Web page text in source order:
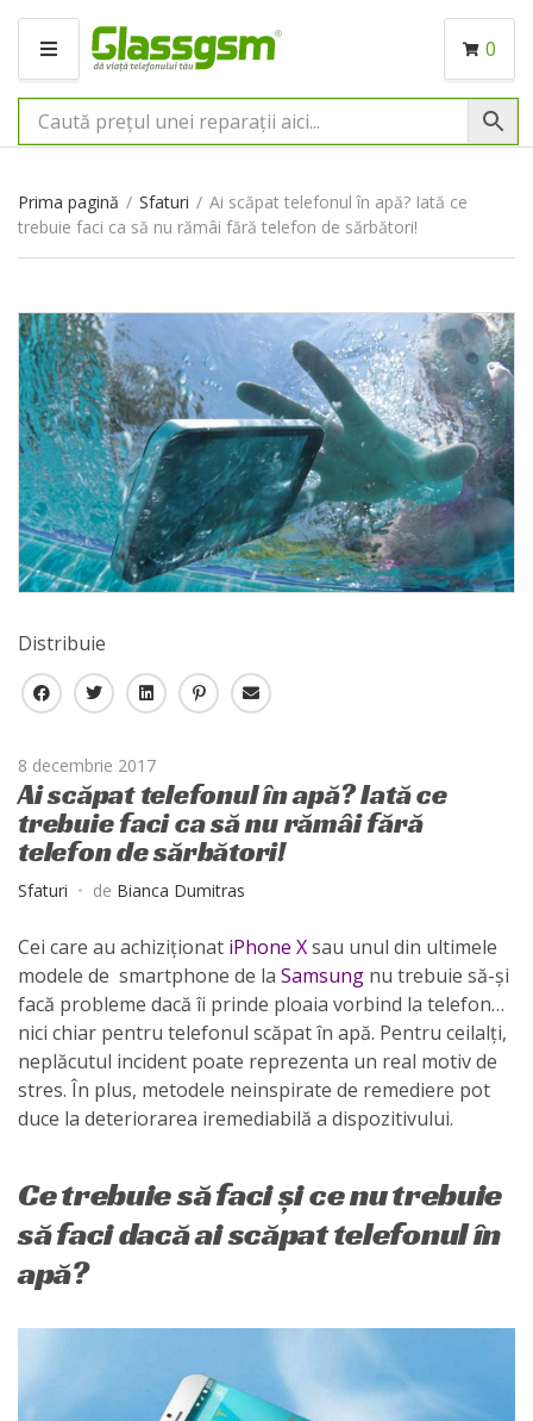
M
N
I
0
Prima pagină / Sfaturi / Ai scăpat telefonul în apă? Iată ce
trebuie faci ca să nu rămâi fără telefon de sărbători!
Distribuie
F
c
e
b
o
o
k
T
t
t
e
r
L
n
k
e
d
I
P
t
e
r
e
t
E
a
i
l
8 decembrie 2017
Ai scăpat telefonul în apă? Iată ce
trebuie faci ca să nu rămâi fără
telefon de sărbători!
Sfaturi de Bianca Dumitras
Cei care au achiziționat iPhone Xsau unul din ultimele
modele de smartphone de la Samsung nu trebuie să-și
facă probleme dacă îi prinde ploaia vorbind la telefon…
nici chiar pentru telefonul scăpat în apă. Pentru ceilalți,
neplăcutul incident poate reprezenta un real motiv de
stres. În plus, metodele neinspirate de remediere pot
duce la deteriorarea iremediabilă a dispozitivului.
Ce trebuie să faci și ce nu trebuie
să faci dacă ai scăpat telefonul în
apă?